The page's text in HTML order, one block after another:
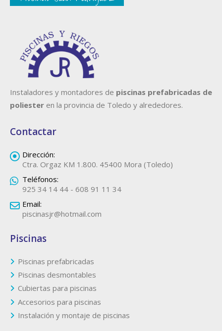
Instaladores y montadores de piscinas prefabricadas de
poliester en la provincia de Toledo y alrededores.
Contactar
Dirección:
Ctra. Orgaz KM 1.800. 45400 Mora (Toledo)
Teléfonos:
925 34 14 44 - 608 91 11 34
Email:
piscinasjr@hotmail.com
Piscinas
Piscinas prefabricadas
Piscinas desmontables
Cubiertas para piscinas
Accesorios para piscinas
Instalación y montaje de piscinas